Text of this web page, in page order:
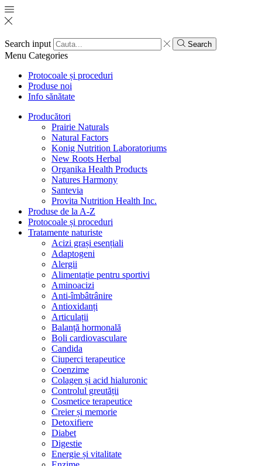
Search input Search
Menu Categories
Protocoale și proceduri
Produse noi
Info sănătate
Producători
Prairie Naturals
Natural Factors
Konig Nutrition Laboratoriums
New Roots Herbal
Organika Health Products
Natures Harmony
Santevia
Provita Nutrition Health Inc.
Produse de la A-Z
Protocoale și proceduri
Tratamente naturiste
Acizi grași esențiali
Adaptogeni
Alergii
Alimentație pentru sportivi
Aminoacizi
Anti-îmbâtrânire
Antioxidanți
Articulații
Balanță hormonală
Boli cardiovasculare
Candida
Ciuperci terapeutice
Coenzime
Colagen și acid hialuronic
Controlul greutății
Cosmetice terapeutice
Creier și memorie
Detoxifiere
Diabet
Digestie
Energie și vitalitate